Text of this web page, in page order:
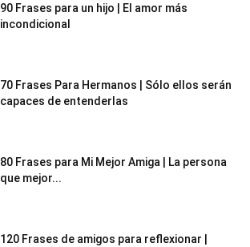
90 Frases para un hijo | El amor más
incondicional
70 Frases Para Hermanos | Sólo ellos serán
capaces de entenderlas
80 Frases para Mi Mejor Amiga | La persona
que mejor...
120 Frases de amigos para reflexionar |